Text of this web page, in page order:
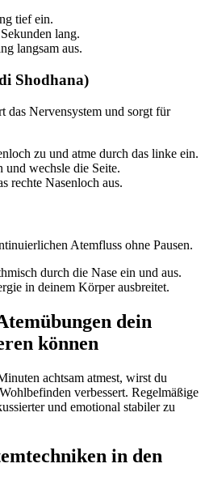
tief ein.
lang.
langsam aus.
Shodhana)
das Nervensystem und sorgt für
zu und atme durch das linke ein.
und wechsle die Seite.
rechte Nasenloch aus.
Atemfluss ohne Pausen.
durch die Nase ein und aus.
in deinem Körper ausbreitet.
dein
können
achtsam atmest, wirst du
verbessert. Regelmäßige
und emotional stabiler zu
in den